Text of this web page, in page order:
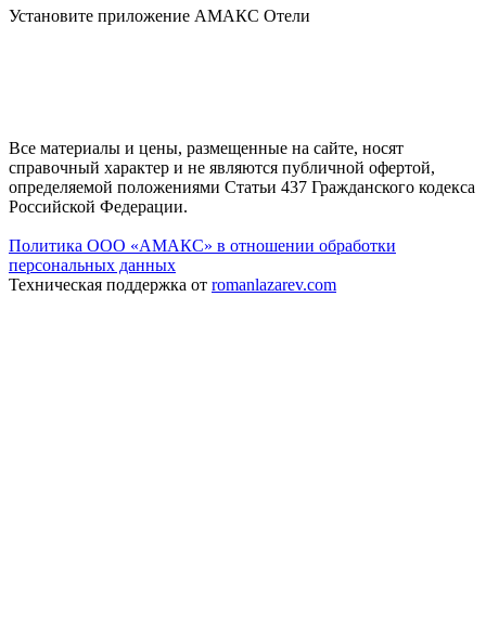
Установите приложение АМАКС Отели
Все материалы и цены, размещенные на сайте, носят
справочный характер и не являются публичной офертой,
определяемой положениями Статьи 437 Гражданского кодекса
Российской Федерации.
Политика ООО «АМАКС» в отношении обработки
персональных данных
Техническая поддержка от romanlazarev.com